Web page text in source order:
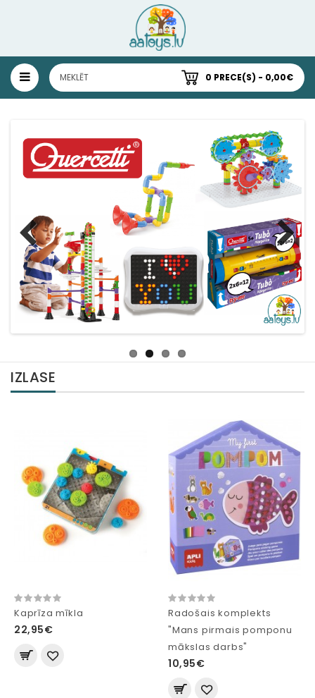
0 PRECE(S) - 0,00€
IZLASE
Kaprīza mīkla
22,95€
Radošais komplekts
"Mans pirmais pomponu
mākslas darbs"
10,95€